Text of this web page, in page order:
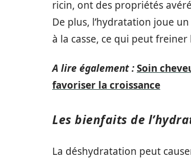
ricin, ont des propriétés
De plus, l’hydratation joue
à la casse, ce qui peut freiner
A lire également :Soin
favoriser la croissance
Les bienfaits de
La déshydratation peut